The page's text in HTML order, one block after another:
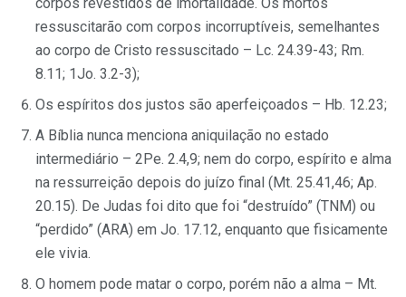
ressuscitarão com corpos incorruptíveis, semelhantes
ao corpo de Cristo ressuscitado – Lc. 24.39-43; Rm.
8.11; 1Jo. 3.2-3);
Os espíritos dos justos são aperfeiçoados – Hb. 12.23;
A Bíblia nunca menciona aniquilação no estado
intermediário – 2Pe. 2.4,9; nem do corpo, espírito e alma
na ressurreição depois do juízo final (Mt. 25.41,46; Ap.
20.15). De Judas foi dito que foi “destruído” (TNM) ou
“perdido” (ARA) em Jo. 17.12, enquanto que fisicamente
ele vivia.
O homem pode matar o corpo, porém não a alma – Mt.